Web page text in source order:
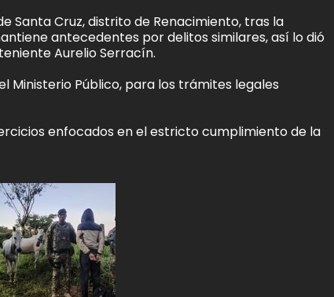
Santa Cruz, distrito de Renacimiento, tras la
antecedentes por delitos similares, así lo dió
Aurelio Serracín.
Ministerio Público, para los trámites legales
enfocados en el estricto cumplimiento de la